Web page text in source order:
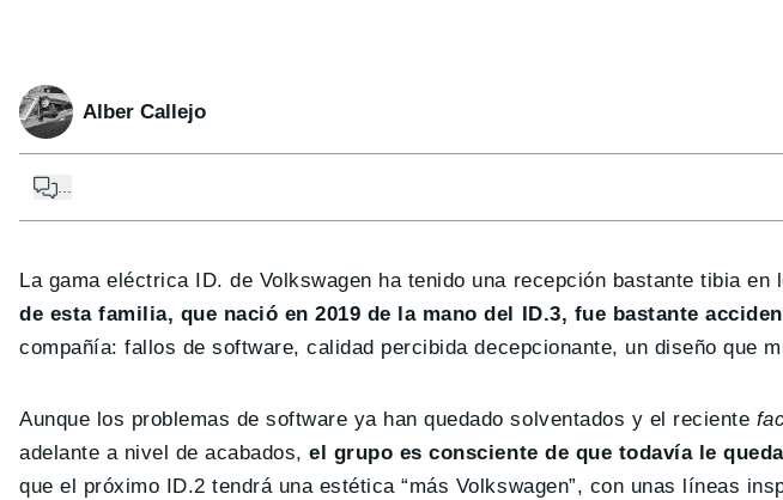
Alber Callejo
...
La gama eléctrica ID. de Volkswagen ha tenido una recepción bastante tibia en
de esta familia, que nació en 2019 de la mano del ID.3, fue bastante
compañía: fallos de software, calidad percibida decepcionante, un diseño que
Aunque los problemas de software ya han quedado solventados y el reciente
adelante a nivel de acabados,el grupo es consciente de que todavía le
que el próximo ID.2 tendrá una estética “más Volkswagen”, con unas líneas